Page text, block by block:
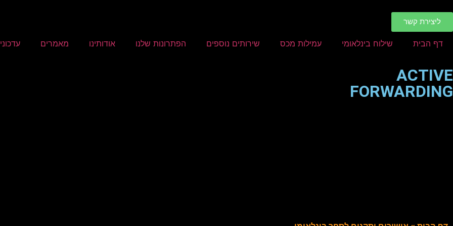
ליצירת קשר
דף הבית שילוח בינלאומי עמילות מכס שירותים נוספים הפתרונות שלנו אודותינו מאמרים
ACTIVE
FORWARDING